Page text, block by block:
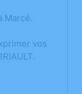
Marcé.
vos